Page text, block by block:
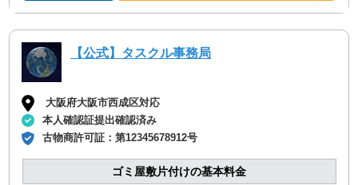
【公式】タスクル事務局
大阪府大阪市西成区対応
本人確認証提出確認済み
古物商許可証：第12345678912号
ゴミ屋敷片付けの基本料金